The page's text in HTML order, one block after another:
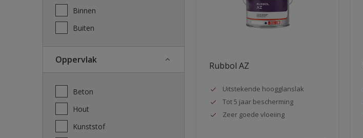
Binnen
Buiten
Oppervlak
Beton
Hout
Kunststof
Rubbol AZ
Uitstekende hoogglanslak
Tot 5 jaar bescherming
Zeer goede vloeiing